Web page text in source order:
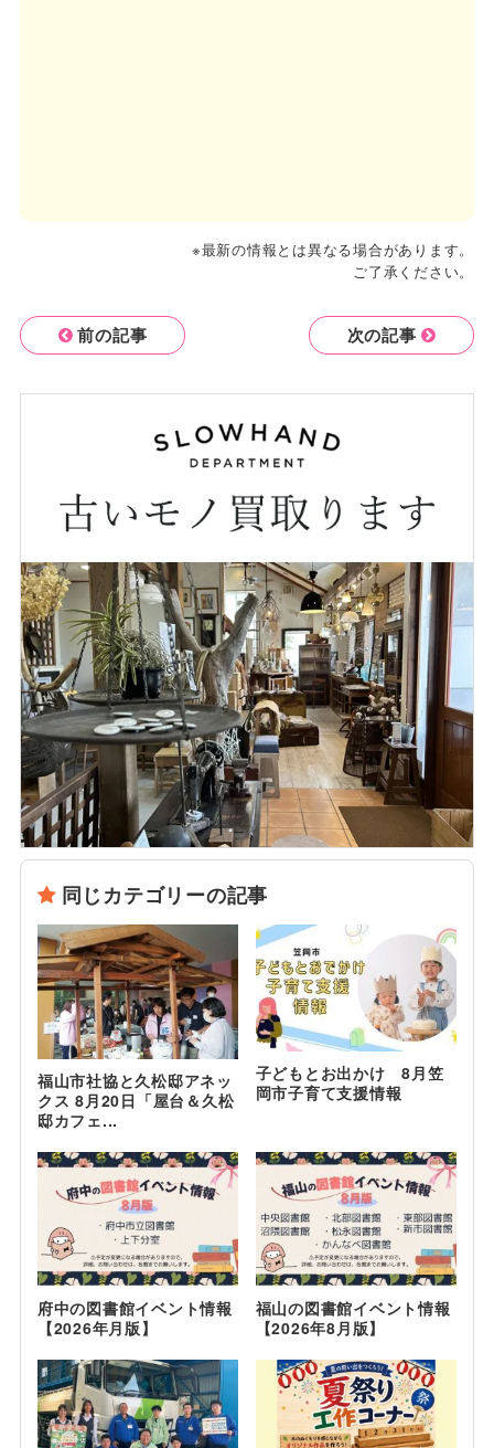
※最新の情報とは異なる場合があります。
ご了承ください。
前の記事 次の記事
同じカテゴリーの記事
福山市社協と久松邸アネッ
クス 8月20日「屋台＆久松
邸カフェ...
子どもとお出かけ 8月笠
岡市子育て支援情報
府中の図書館イベント情報
【2026年月版】
福山の図書館イベント情報
【2026年8月版】